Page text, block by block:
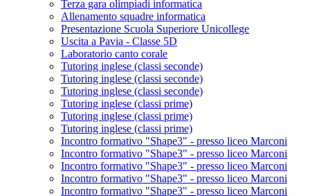
Terza gara olimpiadi informatica
Allenamento squadre informatica
Presentazione Scuola Superiore Unicollege
Uscita a Pavia - Classe 5D
Laboratorio canto corale
Tutoring inglese (classi seconde)
Tutoring inglese (classi seconde)
Tutoring inglese (classi seconde)
Tutoring inglese (classi prime)
Tutoring inglese (classi prime)
Tutoring inglese (classi prime)
Incontro formativo "Shape3" - presso liceo Marconi
Incontro formativo "Shape3" - presso liceo Marconi
Incontro formativo "Shape3" - presso liceo Marconi
Incontro formativo "Shape3" - presso liceo Marconi
Incontro formativo "Shape3" - presso liceo Marconi